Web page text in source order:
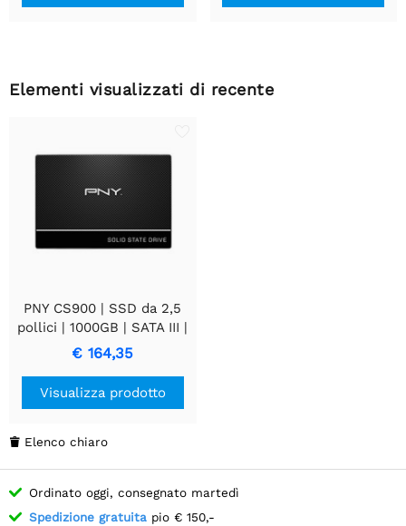
Elementi visualizzati di recente
PNY CS900 | SSD da 2,5
pollici | 1000GB | SATA III |
3D TLC NAND
€ 164,35
Visualizza prodotto
 Elenco chiaro
Ordinato oggi, consegnato martedì
Spedizione gratuita pio € 150,-